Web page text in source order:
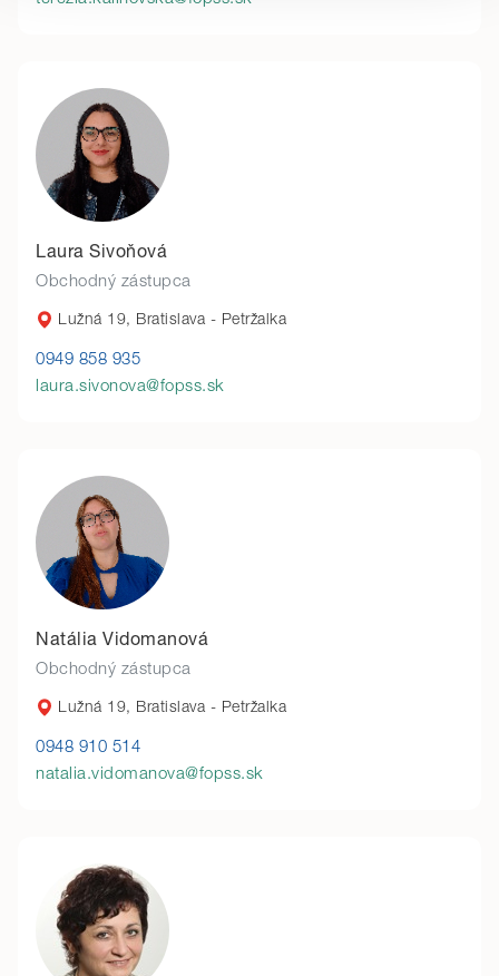
Laura Sivoňová
Obchodný zástupca
Lužná 19, Bratislava - Petržalka
0949 858 935
laura.sivonova@fopss.sk
Natália Vidomanová
Obchodný zástupca
Lužná 19, Bratislava - Petržalka
0948 910 514
natalia.vidomanova@fopss.sk